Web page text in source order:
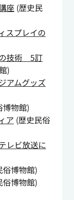
座 (歴史民
スプレイの
技術 5訂
)
アムグッズ
博物館)
ア (歴史民俗
レビ放送に
俗博物館)
俗博物館)